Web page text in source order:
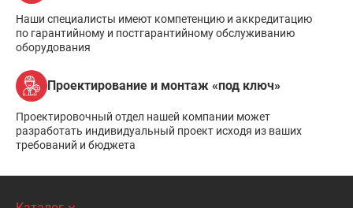
Наши специалисты имеют компетенцию и аккредитацию
по гарантийному и постгарантийному обслуживанию
оборудования
Проектирование и монтаж «под ключ»
Проектировочный отдел нашей компании может
разработать индивидуальный проект исходя из ваших
требований и бюджета